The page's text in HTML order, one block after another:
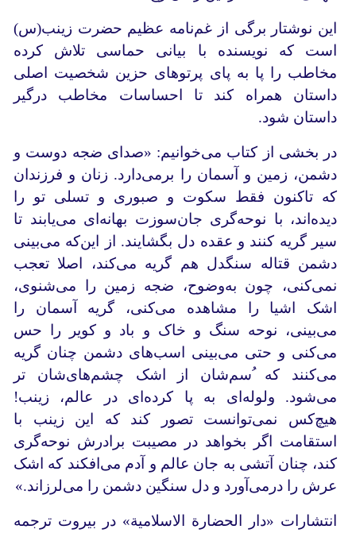
این نوشتار برگی از غم‌نامه عظیم حضرت زینب(س)
است که نویسنده با بیانی حماسی تلاش کرده
مخاطب را پا به پای پرتوهای حزین شخصیت اصلی
داستان همراه کند تا احساسات مخاطب درگیر
داستان شود.
در بخشی از کتاب می‌خوانیم: «صدای ضجه دوست و
دشمن، زمین و آسمان را برمی‌دارد. زنان و فرزندان
که تاکنون فقط سکوت و صبوری و تسلی تو را
دیده‌اند، با نوحه‌گری جان‌سوزت بهانه‌ای می‌یابند تا
سیر گریه کنند و عقده‌ دل بگشایند. از این‌که می‌بینی
دشمن قتاله‌ سنگدل هم گریه می‌کند، اصلا تعجب
نمی‌کنی، چون به‌وضوح، ضجه‌ زمین را می‌شنوی،
اشک اشیا را مشاهده‌ می‌کنی، گریه‌ آسمان را
می‌بینی، نوحه سنگ و خاک و باد و کویر را حس
می‌کنی و حتی می‌بینی اسب‌های دشمن چنان گریه
می‌کنند که ُسم‌‌شان از اشک چشم‌ها‌ی‌شان تر
می‌شود. ولوله‌ای به پا کرده‌ای در عالم، زینب!
هیچ‌کس نمی‌توانست تصور کند که این زینب با
استقامت اگر بخواهد در مصیبت برادرش نوحه‌گری
کند، چنان آتشی به جان عالم و آدم می‌افکند که اشک
عرش را درمی‌آورد و دل سنگین دشمن را می‌لرزاند.»
انتشارات «دار الحضارة الاسلامیة» در بیروت ترجمه